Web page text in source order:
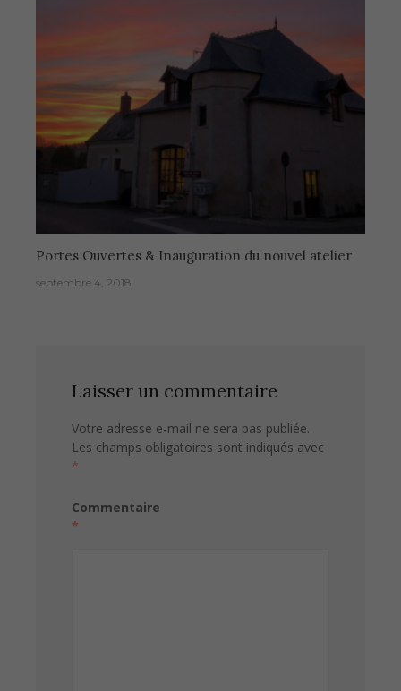
Portes Ouvertes & Inauguration du nouvel atelier
septembre 4, 2018
Laisser un commentaire
Votre adresse e-mail ne sera pas publiée.
Les champs obligatoires sont indiqués avec
*
Commentaire
*